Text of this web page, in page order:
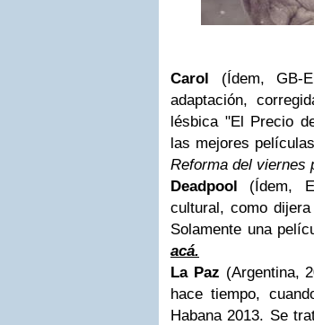
Carol (Ídem, GB-
adaptación,
lésbica "El Precio
las mejores
Reforma del viernes
Deadpool (Ídem,
cultural, como
Solamente una
acá.
La Paz (Argentina,
hace tiempo,
Habana 2013. Se